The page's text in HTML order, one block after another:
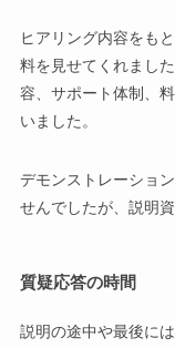
ヒアリング内容をも
料を見せてくれまし
容、サポート体制、
いました。
デモンストレーショ
せんでしたが、説明
質疑応答の時間
説明の途中や最後に